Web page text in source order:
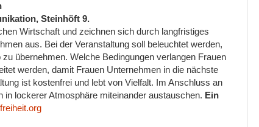
Steinhöft 9.
Wirtschaft und zeichnen sich durch langfristiges
aus. Bei der Veranstaltung soll beleuchtet werden,
übernehmen. Welche Bedingungen verlangen Frauen
werden, damit Frauen Unternehmen in die nächste
ist kostenfrei und lebt von Vielfalt. Im Anschluss an
lockerer Atmosphäre miteinander austauschen. Ein